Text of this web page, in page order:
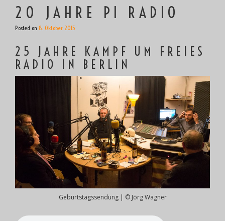
20 JAHRE PI RADIO
Posted on 8. Oktober 2015
25 JAHRE KAMPF UM FREIES
RADIO IN BERLIN
Geburtstagssendung | © Jörg Wagner